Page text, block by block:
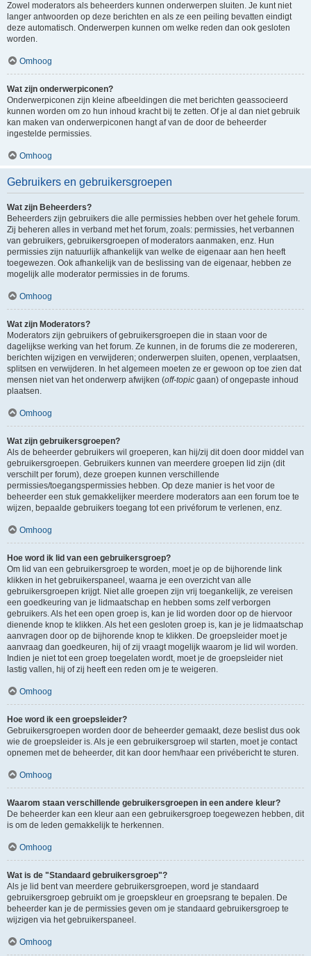
Zowel moderators als beheerders kunnen onderwerpen sluiten. Je kunt niet
langer antwoorden op deze berichten en als ze een peiling bevatten eindigt
deze automatisch. Onderwerpen kunnen om welke reden dan ook gesloten
worden.
Omhoog
Wat zijn onderwerpiconen?
Onderwerpiconen zijn kleine afbeeldingen die met berichten geassocieerd
kunnen worden om zo hun inhoud kracht bij te zetten. Of je al dan niet gebruik
kan maken van onderwerpiconen hangt af van de door de beheerder
ingestelde permissies.
Omhoog
Gebruikers en gebruikersgroepen
Wat zijn Beheerders?
Beheerders zijn gebruikers die alle permissies hebben over het gehele forum.
Zij beheren alles in verband met het forum, zoals: permissies, het verbannen
van gebruikers, gebruikersgroepen of moderators aanmaken, enz. Hun
permissies zijn natuurlijk afhankelijk van welke de eigenaar aan hen heeft
toegewezen. Ook afhankelijk van de beslissing van de eigenaar, hebben ze
mogelijk alle moderator permissies in de forums.
Omhoog
Wat zijn Moderators?
Moderators zijn gebruikers of gebruikersgroepen die in staan voor de
dagelijkse werking van het forum. Ze kunnen, in de forums die ze modereren,
berichten wijzigen en verwijderen; onderwerpen sluiten, openen, verplaatsen,
splitsen en verwijderen. In het algemeen moeten ze er gewoon op toe zien dat
mensen niet van het onderwerp afwijken (off-topic gaan) of ongepaste inhoud
plaatsen.
Omhoog
Wat zijn gebruikersgroepen?
Als de beheerder gebruikers wil groeperen, kan hij/zij dit doen door middel van
gebruikersgroepen. Gebruikers kunnen van meerdere groepen lid zijn (dit
verschilt per forum), deze groepen kunnen verschillende
permissies/toegangspermissies hebben. Op deze manier is het voor de
beheerder een stuk gemakkelijker meerdere moderators aan een forum toe te
wijzen, bepaalde gebruikers toegang tot een privéforum te verlenen, enz.
Omhoog
Hoe word ik lid van een gebruikersgroep?
Om lid van een gebruikersgroep te worden, moet je op de bijhorende link
klikken in het gebruikerspaneel, waarna je een overzicht van alle
gebruikersgroepen krijgt. Niet alle groepen zijn vrij toegankelijk, ze vereisen
een goedkeuring van je lidmaatschap en hebben soms zelf verborgen
gebruikers. Als het een open groep is, kan je lid worden door op de hiervoor
dienende knop te klikken. Als het een gesloten groep is, kan je je lidmaatschap
aanvragen door op de bijhorende knop te klikken. De groepsleider moet je
aanvraag dan goedkeuren, hij of zij vraagt mogelijk waarom je lid wil worden.
Indien je niet tot een groep toegelaten wordt, moet je de groepsleider niet
lastig vallen, hij of zij heeft een reden om je te weigeren.
Omhoog
Hoe word ik een groepsleider?
Gebruikersgroepen worden door de beheerder gemaakt, deze beslist dus ook
wie de groepsleider is. Als je een gebruikersgroep wil starten, moet je contact
opnemen met de beheerder, dit kan door hem/haar een privébericht te sturen.
Omhoog
Waarom staan verschillende gebruikersgroepen in een andere kleur?
De beheerder kan een kleur aan een gebruikersgroep toegewezen hebben, dit
is om de leden gemakkelijk te herkennen.
Omhoog
Wat is de "Standaard gebruikersgroep"?
Als je lid bent van meerdere gebruikersgroepen, word je standaard
gebruikersgroep gebruikt om je groepskleur en groepsrang te bepalen. De
beheerder kan je de permissies geven om je standaard gebruikersgroep te
wijzigen via het gebruikerspaneel.
Omhoog